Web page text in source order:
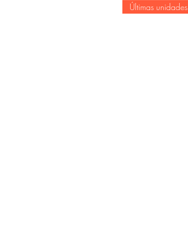
Últimas unidades